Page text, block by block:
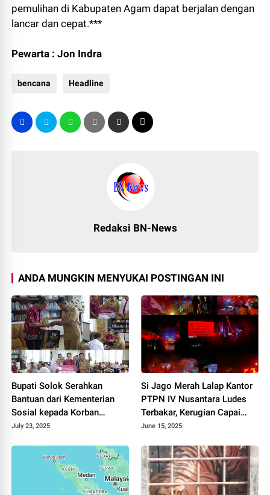
pemulihan di Kabupaten Agam dapat berjalan dengan
lancar dan cepat.***
Pewarta : Jon Indra
bencana Headline
Redaksi BN-News
ANDA MUNGKIN MENYUKAI POSTINGAN INI
Bupati Solok Serahkan
Bantuan dari Kementerian
Sosial kepada Korban
Kebakaran di Kabupaten
July 23, 2025
Si Jago Merah Lalap Kantor
PTPN IV Nusantara Ludes
Terbakar, Kerugian Capai
150 Juta Rupiah
June 15, 2025